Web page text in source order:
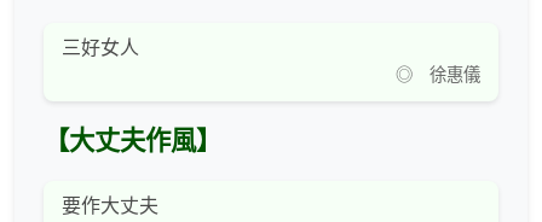
三好女人
◎ 徐惠儀
【大丈夫作風】
要作大丈夫